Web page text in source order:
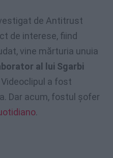
de Antitrust
de interese, fiind
vine mărturia unuia
al lui Sgarbi
a fost
Dar acum, fostul șofer
.